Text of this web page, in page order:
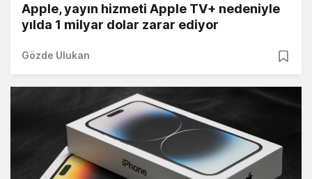
Apple, yayın hizmeti Apple TV+ nedeniyle
yılda 1 milyar dolar zarar ediyor
Gözde Ulukan